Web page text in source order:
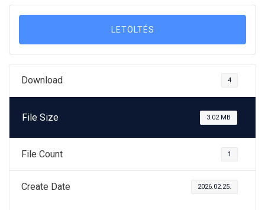
LETÖLTÉS
Download 4
File Size 3.02 MB
File Count 1
Create Date 2026.02.25.